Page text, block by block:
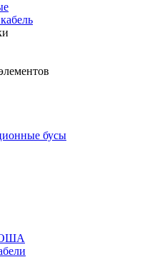
бусы
ОША